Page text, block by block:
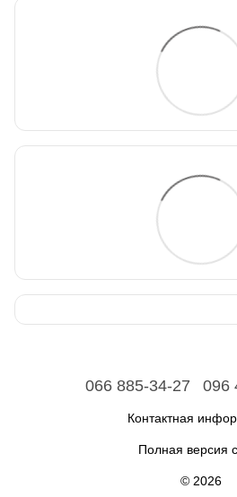
066 885-34-27 096
Контактная
Полная версия
© 2026